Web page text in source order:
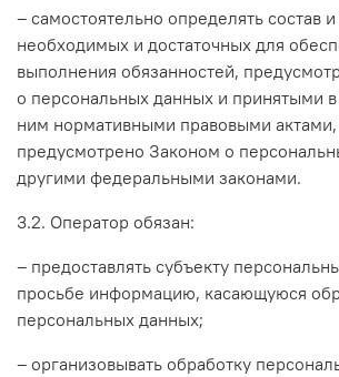
– самостоятельно определять состав
необходимых и достаточных для
выполнения обязанностей,
о персональных данных и принятыми в
ним нормативными правовыми
предусмотрено Законом о
другими федеральными законами.
3.2. Оператор обязан:
– предоставлять субъекту
просьбе информацию, касающуюся
персональных данных;
– организовывать обработку